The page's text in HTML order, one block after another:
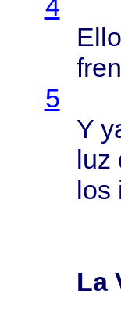
4
5
Y
luz
los
La